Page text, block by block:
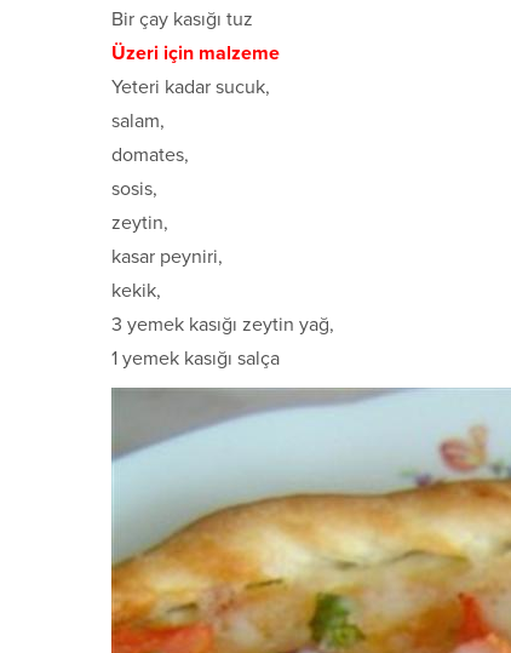
Bir çay kasığı tuz
Üzeri için malzeme
Yeteri kadar sucuk,
salam,
domates,
sosis,
zeytin,
kasar peyniri,
kekik,
3 yemek kasığı zeytin yağ,
1 yemek kasığı salça